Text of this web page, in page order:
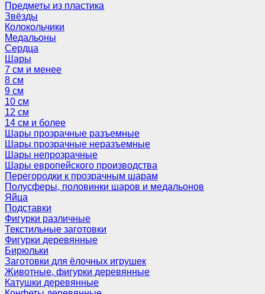
Предметы из пластика
Звёзды
Колокольчики
Медальоны
Сердца
Шары
7 см и менее
8 см
9 см
10 см
12 см
14 см и более
Шары прозрачные разъемные
Шары прозрачные неразъемные
Шары непрозрачные
Шары европейского производства
Перегородки к прозрачным шарам
Полусферы, половинки шаров и медальонов
Яйца
Подставки
Фигурки различные
Текстильные заготовки
Фигурки деревянные
Бирюльки
Заготовки для ёлочных игрушек
Животные, фигурки деревянные
Катушки деревянные